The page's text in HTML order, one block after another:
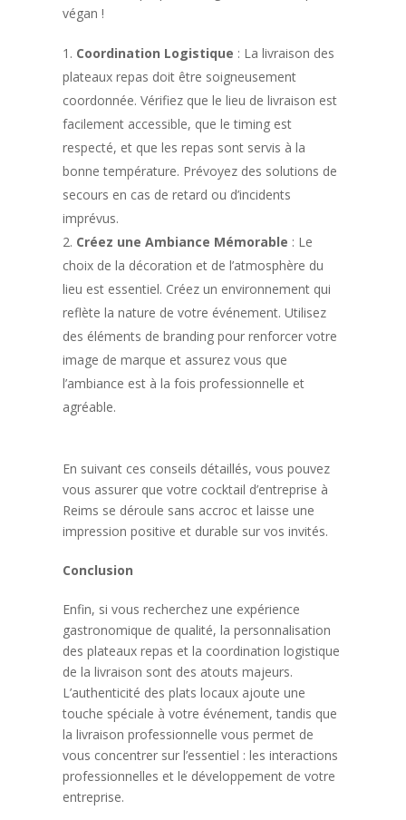
végan !
Coordination Logistique : La livraison des
plateaux repas doit être soigneusement
coordonnée. Vérifiez que le lieu de livraison est
facilement accessible, que le timing est
respecté, et que les repas sont servis à la
bonne température. Prévoyez des solutions de
secours en cas de retard ou d’incidents
imprévus.
Créez une Ambiance Mémorable : Le
choix de la décoration et de l’atmosphère du
lieu est essentiel. Créez un environnement qui
reflète la nature de votre événement. Utilisez
des éléments de branding pour renforcer votre
image de marque et assurez vous que
l’ambiance est à la fois professionnelle et
agréable.
En suivant ces conseils détaillés, vous pouvez
vous assurer que votre cocktail d’entreprise à
Reims se déroule sans accroc et laisse une
impression positive et durable sur vos invités.
Conclusion
Enfin, si vous recherchez une expérience
gastronomique de qualité, la personnalisation
des plateaux repas et la coordination logistique
de la livraison sont des atouts majeurs.
L’authenticité des plats locaux ajoute une
touche spéciale à votre événement, tandis que
la livraison professionnelle vous permet de
vous concentrer sur l’essentiel : les interactions
professionnelles et le développement de votre
entreprise.